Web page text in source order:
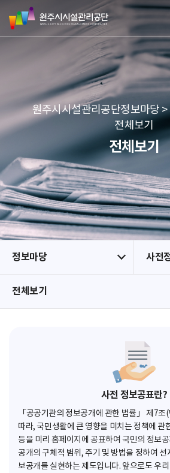
네
본문 바로가기
메뉴 바로가기
원
주
시
리
공
단
원주시시설관리공단정보마당
전체보기
전체보기
정보마당 사전
전체보기
사전 정보공표란?
「공공기관의 정보공개에 관한 법률」 제7
따라, 국민생활에 큰 영향을 미치는 정책에 관
등을 미리 홈페이지에 공표하여 국민의 정보
공개의 구체적 범위, 주기 및 방법을 정하여
보공개를 실현하는 제도입니다. 앞으로도 우